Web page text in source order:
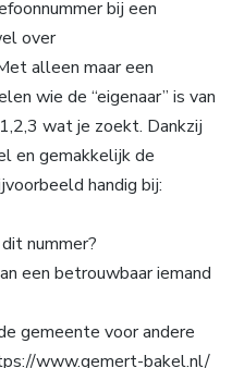
bij een
over
alleen maar een
wie de “eigenaar” is van
wat je zoekt. Dankzij
en gemakkelijk de
handig bij:
nummer?
een betrouwbaar iemand
gemeente voor andere
www.gemert-bakel.nl/